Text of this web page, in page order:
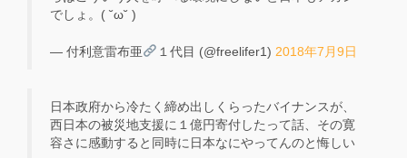
でしょ。( ˘ω˘ )
— 付利意雷布亜 １代目 (@freelifer1) 2018年7月9日
日本政府から冷たく締め出しくらったバイナンスが、
西日本の被災地支援に１億円寄付したって話、その寛
容さに感動すると同時に日本なにやってんのと悔しい